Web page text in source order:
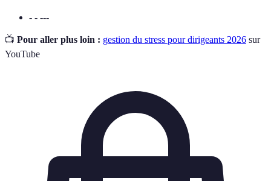
- - ---
📺 Pour aller plus loin : gestion du stress pour dirigeants 2026 sur
YouTube